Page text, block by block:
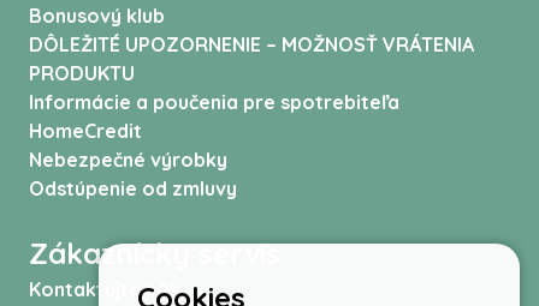
Bonusový klub
DÔLEŽITÉ UPOZORNENIE – MOŽNOSŤ VRÁTENIA
PRODUKTU
Informácie a poučenia pre spotrebiteľa
HomeCredit
Nebezpečné výrobky
Odstúpenie od zmluvy
Zákaznícky servis
Kontaktujte násCookies